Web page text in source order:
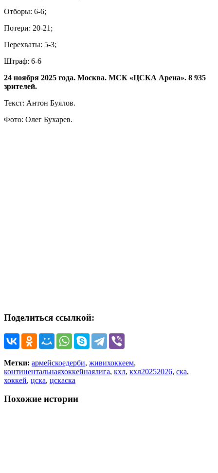
Отборы: 6-6;
Потери: 20-21;
Перехваты: 5-3;
Штраф: 6-6
24 ноября 2025 года. Москва. МСК «ЦСКА Арена». 8 935
зрителей.
Текст: Антон Буялов.
Фото: Олег Бухарев.
Поделиться ссылкой:
Метки: армейскоедерби, живихоккеем,
континентальнаяхоккейнаялига, кхл, кхл20252026, ска,
хоккей, цска, цскаска
Похожие истории